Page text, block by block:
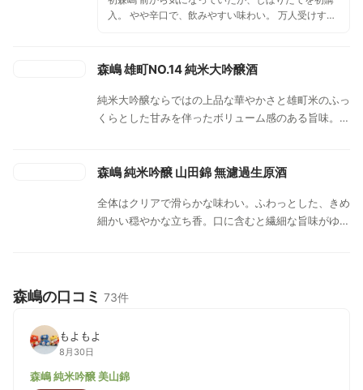
入。 やや辛口で、飲みやすい味わい。 万人受けする
森嶋 雄町NO.14 純米大吟醸酒
純米大吟醸ならではの上品な華やかさと雄町米のふっ
くらとした甘みを伴ったボリューム感のある旨味。１
な旨味と甘みに後味のシャープな切れ味が食中酒に抜
森嶋 純米吟醸 山田錦 無濾過生原酒
全体はクリアで滑らかな味わい。ふわっとした、きめ
細かい穏やかな立ち香。口に含むと繊細な旨味がゆっ
森嶋の口コミ 73件
もよもよ
8月30日
森嶋 純米吟醸 美山錦